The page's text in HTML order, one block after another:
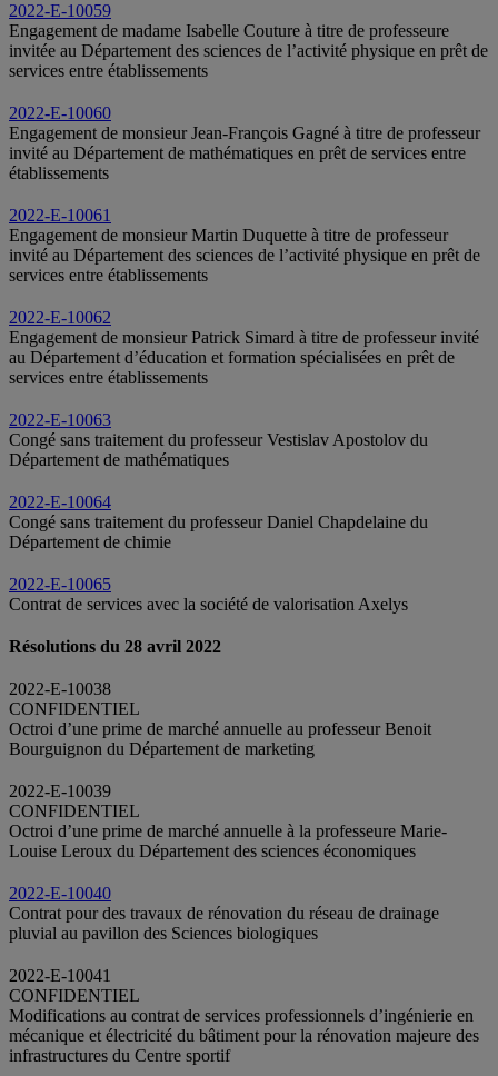
2022-E-10059
Engagement de madame Isabelle Couture à titre de professeure
invitée au Département des sciences de l’activité physique en prêt de
services entre établissements
2022-E-10060
Engagement de monsieur Jean-François Gagné à titre de professeur
invité au Département de mathématiques en prêt de services entre
établissements
2022-E-10061
Engagement de monsieur Martin Duquette à titre de professeur
invité au Département des sciences de l’activité physique en prêt de
services entre établissements
2022-E-10062
Engagement de monsieur Patrick Simard à titre de professeur invité
au Département d’éducation et formation spécialisées en prêt de
services entre établissements
2022-E-10063
Congé sans traitement du professeur Vestislav Apostolov du
Département de mathématiques
2022-E-10064
Congé sans traitement du professeur Daniel Chapdelaine du
Département de chimie
2022-E-10065
Contrat de services avec la société de valorisation Axelys
Résolutions du 28 avril 2022
2022-E-10038
CONFIDENTIEL
Octroi d’une prime de marché annuelle au professeur Benoit
Bourguignon du Département de marketing
2022-E-10039
CONFIDENTIEL
Octroi d’une prime de marché annuelle à la professeure Marie-
Louise Leroux du Département des sciences économiques
2022-E-10040
Contrat pour des travaux de rénovation du réseau de drainage
pluvial au pavillon des Sciences biologiques
2022-E-10041
CONFIDENTIEL
Modifications au contrat de services professionnels d’ingénierie en
mécanique et électricité du bâtiment pour la rénovation majeure des
infrastructures du Centre sportif